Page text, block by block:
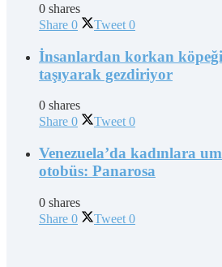
0 shares
Share 0 Tweet 0
İnsanlardan korkan
taşıyarak gezdiriyor
0 shares
Share 0 Tweet 0
Venezuela’da kadınlara
otobüs: Panarosa
0 shares
Share 0 Tweet 0